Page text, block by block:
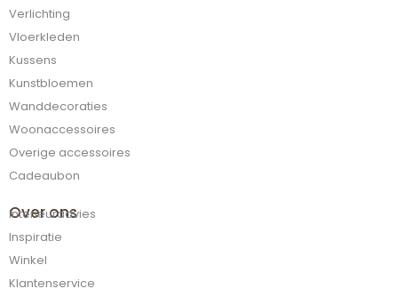
Verlichting
Vloerkleden
Kussens
Kunstbloemen
Wanddecoraties
Woonaccessoires
Overige accessoires
Cadeaubon
Over ons
Interieuradvies
Inspiratie
Winkel
Klantenservice